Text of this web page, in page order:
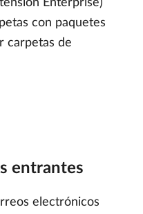
Enterprise)
con paquetes
carpetas de
entrantes
electrónicos